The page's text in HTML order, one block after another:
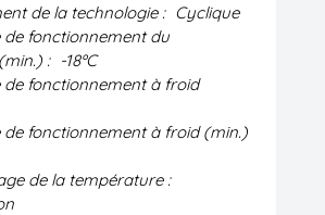
de la technologie : Cyclique
de fonctionnement du
: -18ºC
de fonctionnement à froid
de fonctionnement à froid (min.)
de la température :